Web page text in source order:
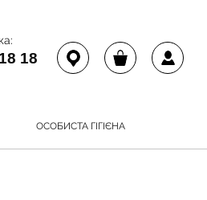
18
ОСОБИСТА ГІГІЄНА